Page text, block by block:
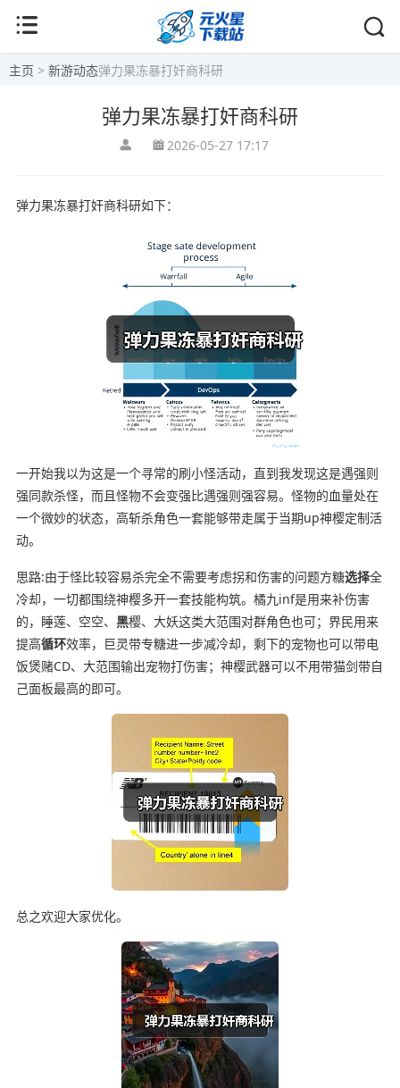
主页 > 新游动态弹力果冻暴打奸商科研
弹力果冻暴打奸商科研
2026-05-27 17:17
弹力果冻暴打奸商科研如下：
一开始我以为这是一个寻常的刷小怪活动，直到我发现这是遇强则
强同款杀怪，而且怪物不会变强比遇强则强容易。怪物的血量处在
一个微妙的状态，高斩杀角色一套能够带走属于当期up神樱定制活
动。
思路:由于怪比较容易杀完全不需要考虑拐和伤害的问题方糖选择全
冷却，一切都围绕神樱多开一套技能构筑。橘九inf是用来补伤害
的，睡莲、空空、 黑樱、大妖这类大范围对群角色也可；界民用来
提高循环效率，巨灵带专糖进一步减冷却，剩下的宠物也可以带电
饭煲赌CD、大范围输出宠物打伤害；神樱武器可以不用带猫剑带自
己面板最高的即可。
总之欢迎大家优化。